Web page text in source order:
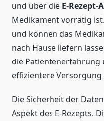
und über die E-Rezept-
Medikament vorrätig
und können das
nach Hause liefern
die Patientenerfahrung
effizientere
Die Sicherheit der
Aspekt des E-Rezepts.